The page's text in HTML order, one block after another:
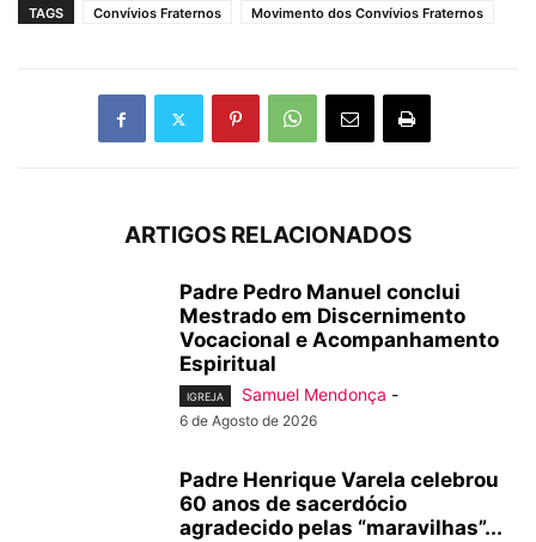
TAGS Convívios Fraternos Movimento dos Convívios Fraternos
ARTIGOS RELACIONADOS
Padre Pedro Manuel conclui
Mestrado em Discernimento
Vocacional e Acompanhamento
Espiritual
IGREJA Samuel Mendonça -
6 de Agosto de 2026
Padre Henrique Varela celebrou
60 anos de sacerdócio
agradecido pelas “maravilhas”...